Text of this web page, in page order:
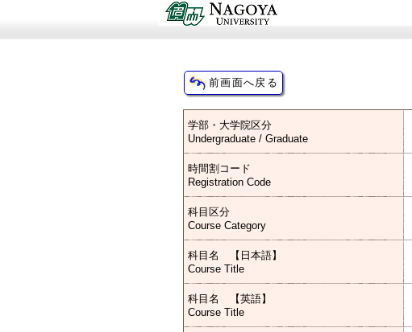
学部・大学院区分
Undergraduate / Graduate
時間割コード
Registration Code
科目区分
Course Category
科目名 【日本語】
Course Title
科目名 【英語】
Course Title